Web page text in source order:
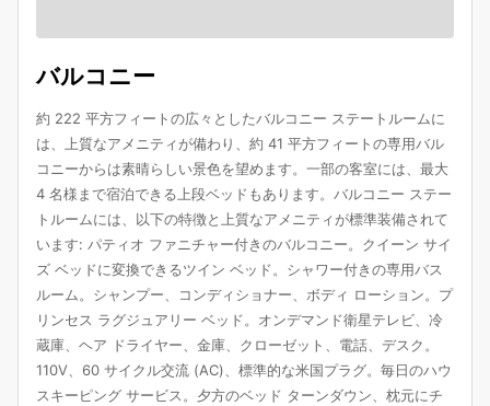
バルコニー
約 222 平方フィートの広々としたバルコニー ステートルームに
は、上質なアメニティが備わり、約 41 平方フィートの専用バル
コニーからは素晴らしい景色を望めます。一部の客室には、最大
4 名様まで宿泊できる上段ベッドもあります。バルコニー ステー
トルームには、以下の特徴と上質なアメニティが標準装備されて
います: パティオ ファニチャー付きのバルコニー。クイーン サイ
ズ ベッドに変換できるツイン ベッド。シャワー付きの専用バス
ルーム。シャンプー、コンディショナー、ボディ ローション。プ
リンセス ラグジュアリー ベッド。オンデマンド衛星テレビ、冷
蔵庫、ヘア ドライヤー、金庫、クローゼット、電話、デスク。
110V、60 サイクル交流 (AC)、標準的な米国プラグ。毎日のハウ
スキーピング サービス。夕方のベッド ターンダウン、枕元にチ